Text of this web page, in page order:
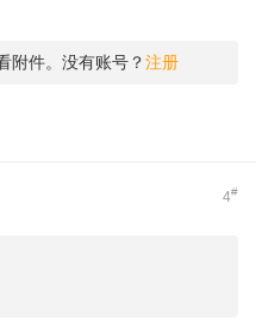
附件。没有账号？注册
4#